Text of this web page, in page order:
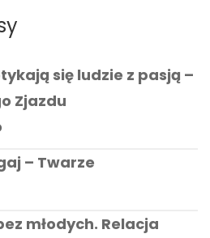
się ludzie z pasją –
Zjazdu
– Twarze
młodych. Relacja